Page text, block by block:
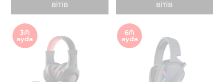
BITIB BITIB
3₼
ayda
6₼
ayda